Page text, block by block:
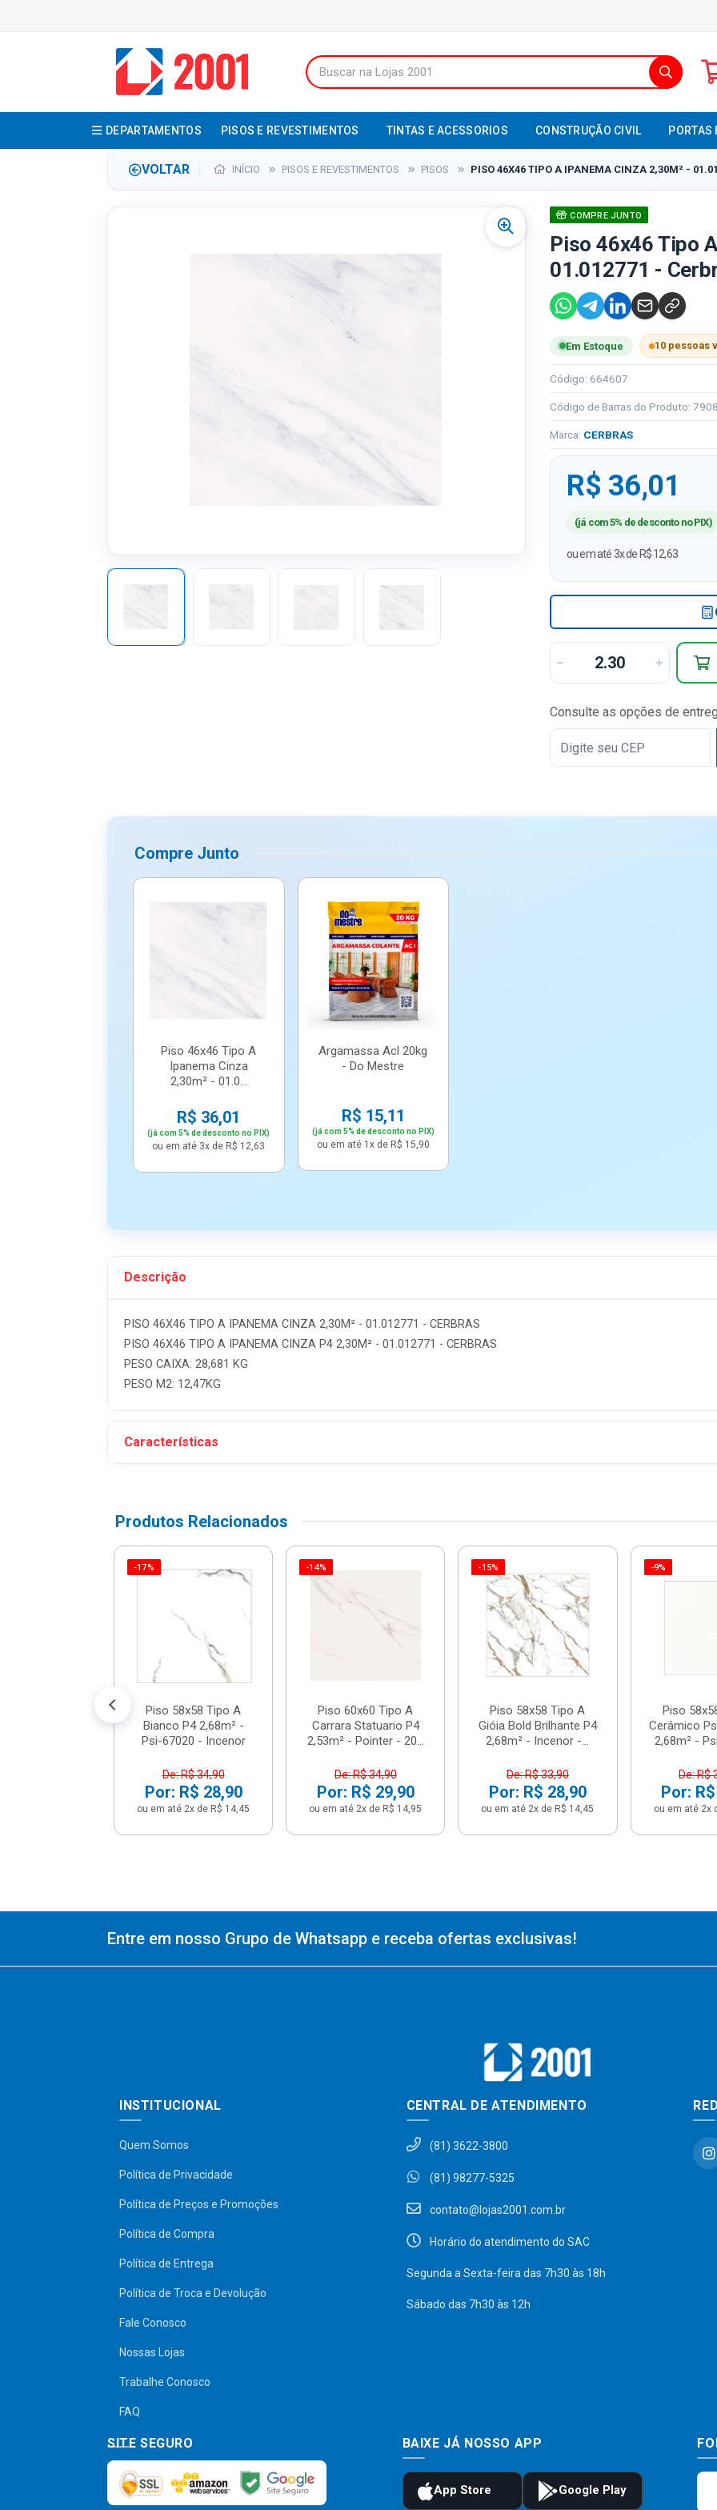
DEPARTAMENTOS PISOS E REVESTIMENTOS TINTAS E ACESSORIOS CONSTRUÇÃO CIVIL PORTAS
VOLTAR INÍCIO PISOS E REVESTIMENTOS PISOS PISO 46X46 TIPO A IPANEMA CINZA 2,30M² -
COMPRE JUNTO
Piso 46x46 Tipo
01.012771 -
Em Estoque 10 pessoas
Código: 664607
Código de Barras do Produto:
Marca: CERBRAS
R$ 36,01
(já com 5% de desconto no PIX)
ou em até 3x de R$ 12,63
Consulte as opções de
Compre Junto
Piso 46x46 Tipo A
Ipanema Cinza
2,30m² - 01.0...
R$ 36,01
(já com 5% de desconto no PIX)
ou em até 3x de R$ 12,63
Argamassa Acl 20kg
- Do Mestre
R$ 15,11
(já com 5% de desconto no PIX)
ou em até 1x de R$ 15,90
Descrição
PISO 46X46 TIPO A IPANEMA CINZA 2,30M² - 01.012771 - CERBRAS
PISO 46X46 TIPO A IPANEMA CINZA P4 2,30M² - 01.012771 - CERBRAS
PESO CAIXA: 28,681 KG
PESO M2: 12,47KG
Características
Produtos Relacionados
-17%
Piso 58x58 Tipo A
Bianco P4 2,68m² -
Psi-67020 - Incenor
De: R$ 34,90
Por: R$ 28,90
ou em até 2x de R$ 14,45
-14%
Piso 60x60 Tipo A
Carrara Statuario P4
2,53m² - Pointer - 20...
De: R$ 34,90
Por: R$ 29,90
ou em até 2x de R$ 14,95
-15%
Piso 58x58 Tipo A
Gióia Bold Brilhante P4
2,68m² - Incenor -...
De: R$ 33,90
Por: R$ 28,90
ou em até 2x de R$ 14,45
-9%
Piso
Cerâmico
2,68m² -
De: R$
Por:
ou em até 2x
Entre em nosso Grupo de Whatsapp e receba ofertas exclusivas!
INSTITUCIONAL
Quem Somos
Política de Privacidade
Política de Preços e Promoções
Política de Compra
Política de Entrega
Política de Troca e Devolução
Fale Conosco
Nossas Lojas
Trabalhe Conosco
FAQ
CENTRAL DE ATENDIMENTO
(81) 3622-3800
(81) 98277-5325
contato@lojas2001.com.br
Horário do atendimento do SAC
Segunda a Sexta-feira das 7h30 às 18h
Sábado das 7h30 às 12h
SITE SEGURO BAIXE JÁ NOSSO APP